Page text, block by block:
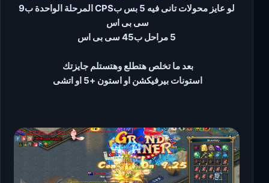
لو عايز محولات تانى فيه 5 بس بCPS المرحلة الواحدة ب9
سى بى اس
5 مراحل ب45 سى بى اس
بعد ما تخلص هتطلع وهتستلم جايزتك
استونات بيرفيكشن او استون +5 او اتشى